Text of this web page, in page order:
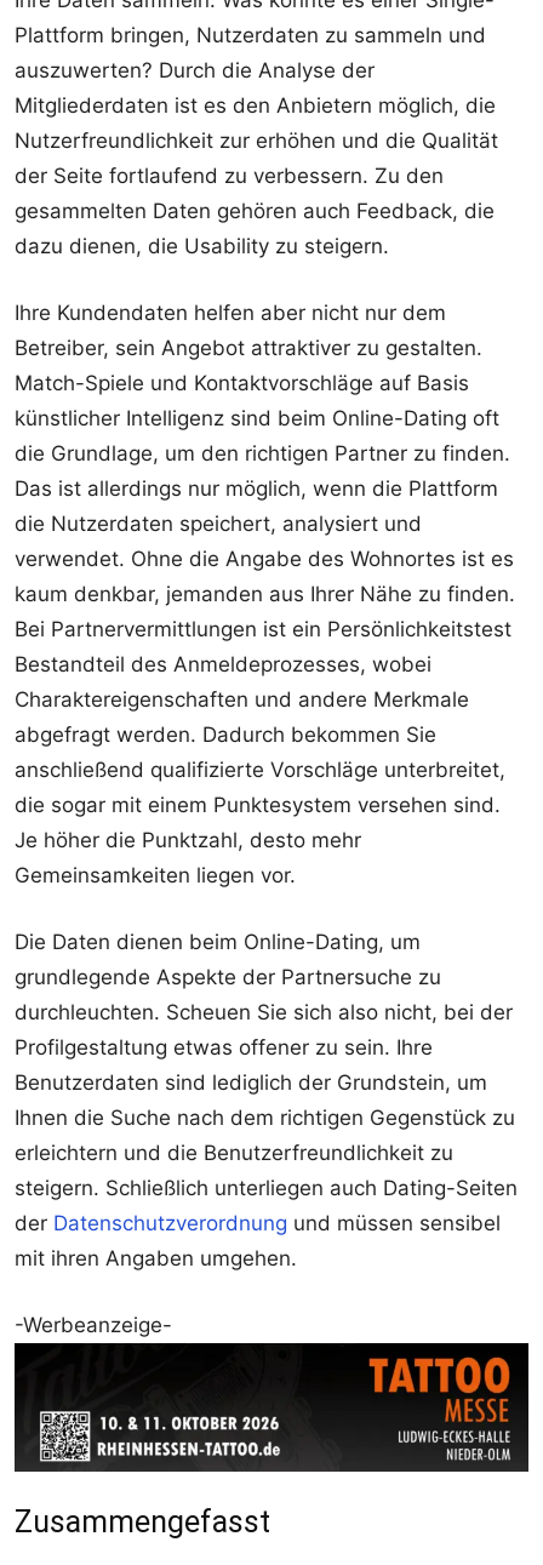
Plattform bringen, Nutzerdaten zu sammeln und
auszuwerten? Durch die Analyse der
Mitgliederdaten ist es den Anbietern möglich, die
Nutzerfreundlichkeit zur erhöhen und die Qualität
der Seite fortlaufend zu verbessern. Zu den
gesammelten Daten gehören auch Feedback, die
dazu dienen, die Usability zu steigern.
Ihre Kundendaten helfen aber nicht nur dem
Betreiber, sein Angebot attraktiver zu gestalten.
Match-Spiele und Kontaktvorschläge auf Basis
künstlicher Intelligenz sind beim Online-Dating oft
die Grundlage, um den richtigen Partner zu finden.
Das ist allerdings nur möglich, wenn die Plattform
die Nutzerdaten speichert, analysiert und
verwendet. Ohne die Angabe des Wohnortes ist es
kaum denkbar, jemanden aus Ihrer Nähe zu finden.
Bei Partnervermittlungen ist ein Persönlichkeitstest
Bestandteil des Anmeldeprozesses, wobei
Charaktereigenschaften und andere Merkmale
abgefragt werden. Dadurch bekommen Sie
anschließend qualifizierte Vorschläge unterbreitet,
die sogar mit einem Punktesystem versehen sind.
Je höher die Punktzahl, desto mehr
Gemeinsamkeiten liegen vor.
Die Daten dienen beim Online-Dating, um
grundlegende Aspekte der Partnersuche zu
durchleuchten. Scheuen Sie sich also nicht, bei der
Profilgestaltung etwas offener zu sein. Ihre
Benutzerdaten sind lediglich der Grundstein, um
Ihnen die Suche nach dem richtigen Gegenstück zu
erleichtern und die Benutzerfreundlichkeit zu
steigern. Schließlich unterliegen auch Dating-Seiten
der Datenschutzverordnung und müssen sensibel
mit ihren Angaben umgehen.
-Werbeanzeige-
Zusammengefasst